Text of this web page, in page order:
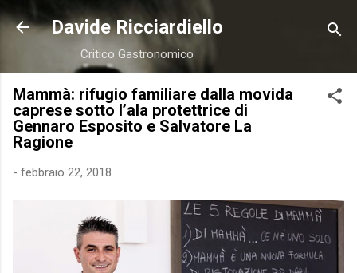
Passa ai contenuti principali
Davide Ricciardiello
Critico Gastronomico
Mammà: rifugio familiare dalla movida
caprese sotto l’ala protettrice di
Gennaro Esposito e Salvatore La
Ragione
- febbraio 22, 2018